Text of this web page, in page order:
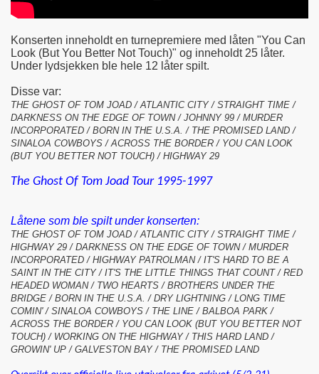
Konserten inneholdt en turnepremiere med låten "You Can
Look (But You Better Not Touch)" og inneholdt 25 låter.
Under lydsjekken ble hele 12 låter spilt.
Disse var:
THE GHOST OF TOM JOAD / ATLANTIC CITY / STRAIGHT TIME /
DARKNESS ON THE EDGE OF TOWN / JOHNNY 99 / MURDER
INCORPORATED / BORN IN THE U.S.A. / THE PROMISED LAND /
SINALOA COWBOYS / ACROSS THE BORDER / YOU CAN LOOK
(BUT YOU BETTER NOT TOUCH) / HIGHWAY 29
The Ghost Of Tom Joad Tour 1995-1997
Låtene som ble spilt under konserten:
THE GHOST OF TOM JOAD / ATLANTIC CITY / STRAIGHT TIME /
HIGHWAY 29 / DARKNESS ON THE EDGE OF TOWN / MURDER
INCORPORATED / HIGHWAY PATROLMAN / IT'S HARD TO BE A
SAINT IN THE CITY / IT'S THE LITTLE THINGS THAT COUNT / RED
HEADED WOMAN / TWO HEARTS / BROTHERS UNDER THE
BRIDGE / BORN IN THE U.S.A. / DRY LIGHTNING / LONG TIME
COMIN' / SINALOA COWBOYS / THE LINE / BALBOA PARK /
ACROSS THE BORDER / YOU CAN LOOK (BUT YOU BETTER NOT
TOUCH) / WORKING ON THE HIGHWAY / THIS HARD LAND /
GROWIN' UP / GALVESTON BAY / THE PROMISED LAND